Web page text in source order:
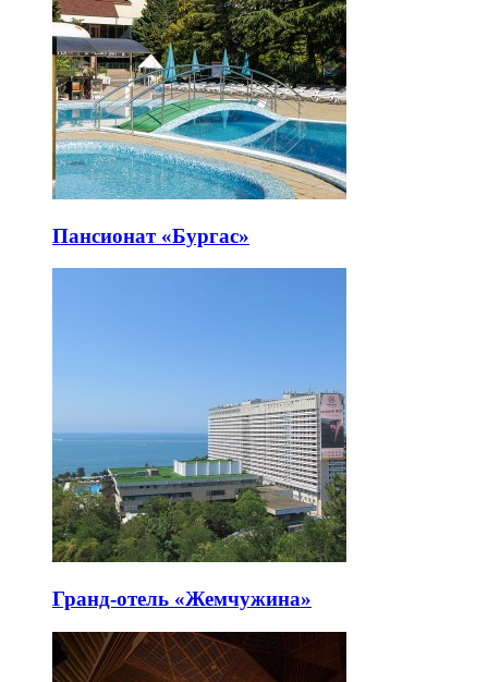
Пансионат «Бургас»
Гранд-отель «Жемчужина»